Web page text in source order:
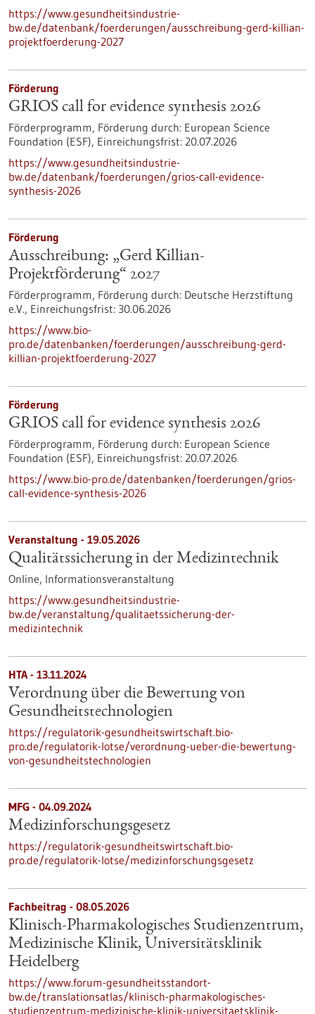
https://www.gesundheitsindustrie-
bw.de/datenbank/foerderungen/ausschreibung-gerd-killian-
projektfoerderung-2027
Förderung
GRIOS call for evidence synthesis 2026
Förderprogramm, Förderung durch: European Science
Foundation (ESF), Einreichungsfrist: 20.07.2026
https://www.gesundheitsindustrie-
bw.de/datenbank/foerderungen/grios-call-evidence-
synthesis-2026
Förderung
Ausschreibung: „Gerd Killian-
Projektförderung“ 2027
Förderprogramm, Förderung durch: Deutsche Herzstiftung
e.V., Einreichungsfrist: 30.06.2026
https://www.bio-
pro.de/datenbanken/foerderungen/ausschreibung-gerd-
killian-projektfoerderung-2027
Förderung
GRIOS call for evidence synthesis 2026
Förderprogramm, Förderung durch: European Science
Foundation (ESF), Einreichungsfrist: 20.07.2026
https://www.bio-pro.de/datenbanken/foerderungen/grios-
call-evidence-synthesis-2026
Veranstaltung - 19.05.2026
Qualitätssicherung in der Medizintechnik
Online, Informationsveranstaltung
https://www.gesundheitsindustrie-
bw.de/veranstaltung/qualitaetssicherung-der-
medizintechnik
HTA - 13.11.2024
Verordnung über die Bewertung von
Gesundheitstechnologien
https://regulatorik-gesundheitswirtschaft.bio-
pro.de/regulatorik-lotse/verordnung-ueber-die-bewertung-
von-gesundheitstechnologien
MFG - 04.09.2024
Medizinforschungsgesetz
https://regulatorik-gesundheitswirtschaft.bio-
pro.de/regulatorik-lotse/medizinforschungsgesetz
Fachbeitrag - 08.05.2026
Klinisch-Pharmakologisches Studienzentrum,
Medizinische Klinik, Universitätsklinik
Heidelberg
https://www.forum-gesundheitsstandort-
bw.de/translationsatlas/klinisch-pharmakologisches-
studienzentrum-medizinische-klinik-universitaetsklinik-